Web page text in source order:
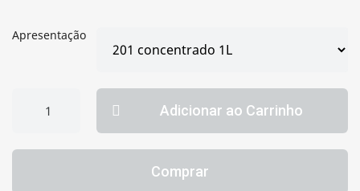
Apresentação
Adicionar ao Carrinho
Comprar